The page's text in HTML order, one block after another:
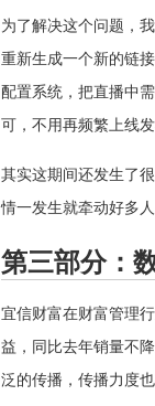
为了解决这个问题，
重新生成一个新的链
配置系统，把直播中
可，不用再频繁上线
其实这期间还发生了
情一发生就牵动好多
第三部分：
宜信财富在财富管理
益，同比去年销量不
泛的传播，传播力度